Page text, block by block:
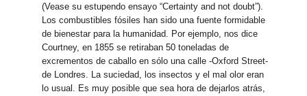
(Vease su estupendo ensayo “Certainty and not doubt”).
Los combustibles fósiles han sido una fuente formidable
de bienestar para la humanidad. Por ejemplo, nos dice
Courtney, en 1855 se retiraban 50 toneladas de
excrementos de caballo en sólo una calle -Oxford Street-
de Londres. La suciedad, los insectos y el mal olor eran
lo usual. Es muy posible que sea hora de dejarlos atrás,